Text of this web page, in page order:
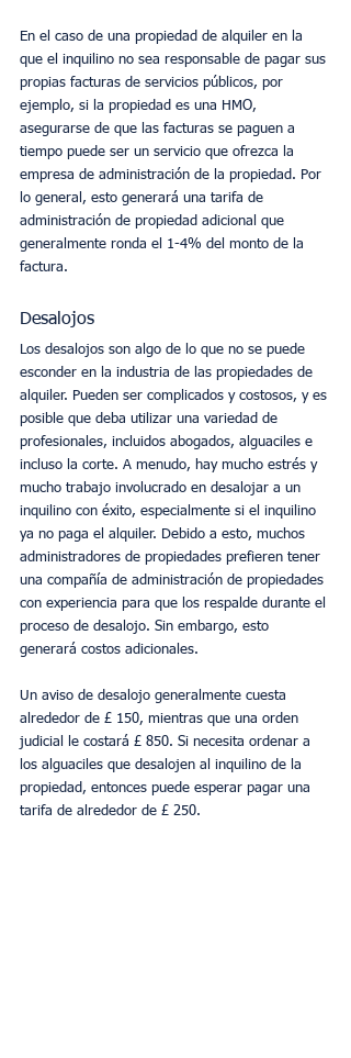
En el caso de una propiedad de alquiler en la
que el inquilino no sea responsable de pagar sus
propias facturas de servicios públicos, por
ejemplo, si la propiedad es una HMO,
asegurarse de que las facturas se paguen a
tiempo puede ser un servicio que ofrezca la
empresa de administración de la propiedad. Por
lo general, esto generará una tarifa de
administración de propiedad adicional que
generalmente ronda el 1-4% del monto de la
factura.
Desalojos
Los desalojos son algo de lo que no se puede
esconder en la industria de las propiedades de
alquiler. Pueden ser complicados y costosos, y es
posible que deba utilizar una variedad de
profesionales, incluidos abogados, alguaciles e
incluso la corte. A menudo, hay mucho estrés y
mucho trabajo involucrado en desalojar a un
inquilino con éxito, especialmente si el inquilino
ya no paga el alquiler. Debido a esto, muchos
administradores de propiedades prefieren tener
una compañía de administración de propiedades
con experiencia para que los respalde durante el
proceso de desalojo. Sin embargo, esto
generará costos adicionales.
Un aviso de desalojo generalmente cuesta
alrededor de £ 150, mientras que una orden
judicial le costará £ 850. Si necesita ordenar a
los alguaciles que desalojen al inquilino de la
propiedad, entonces puede esperar pagar una
tarifa de alrededor de £ 250.